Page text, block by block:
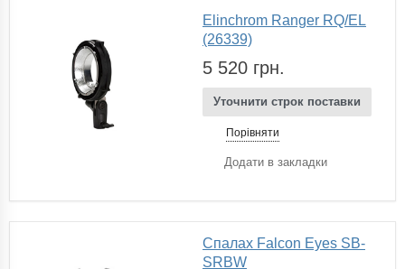
Elinchrom Ranger RQ/EL
(26339)
5 520 грн.
Уточнити строк поставки
Порівняти
Додати в закладки
Спалах Falcon Eyes SB-
SRBW